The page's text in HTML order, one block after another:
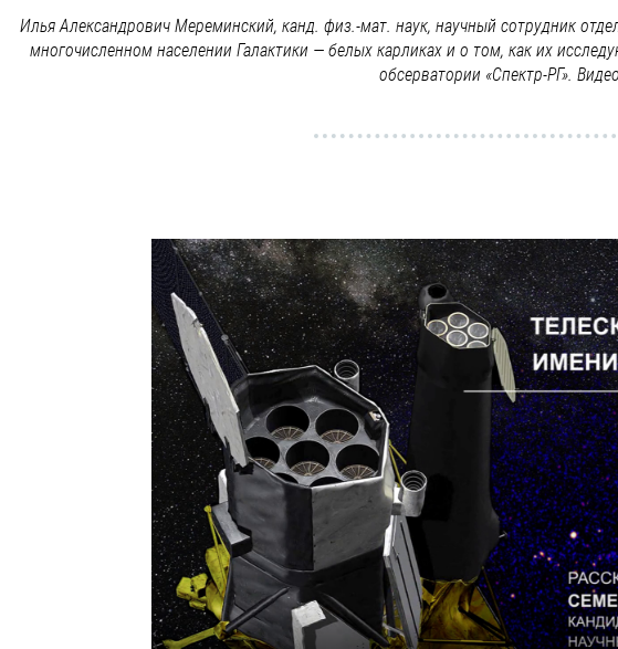
Илья Александрович Мереминский, канд. физ.-мат. наук, научный сотрудник
многочисленном населении Галактики — белых карликах и о том, как их
обсерватории «Спектр-РГ».